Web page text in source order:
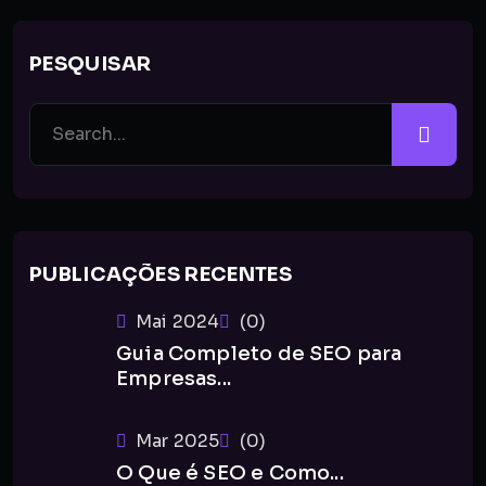
PESQUISAR
PUBLICAÇÕES RECENTES
Mai 2024 (0)
Guia Completo de SEO para
Empresas...
Mar 2025 (0)
O Que é SEO e Como...